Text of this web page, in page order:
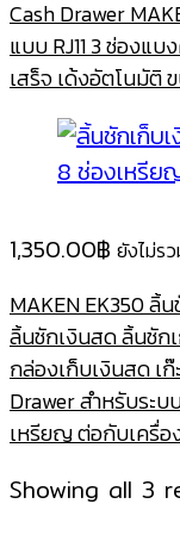
Cash Drawer
แบบ RJ11 3 ช่องแ
เสร็จ เด้งอัตโนมัติ
1,350.00฿ ยังไม่ร
MAKEN EK350 ลิ้
ลิ้นชักเงินสด ลิ้นชักเ
กล่องเก็บเงินสด เก๊
Drawer สำหรับระบ
เหรียญ ต่อกับเครื่อ
Showing all 3